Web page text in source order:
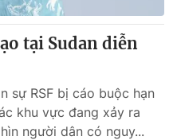
tại Sudan diễn
sự RSF bị cáo buộc hạn
khu vực đang xảy ra
người dân có nguy...